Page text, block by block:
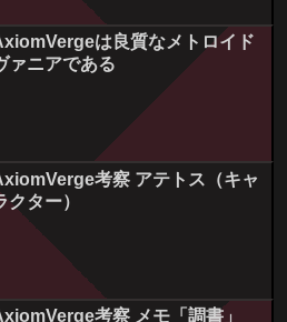
は良質なメトロイド
ァニアである
考察 アテトス（キャ
クター）
考察 メモ「調書」